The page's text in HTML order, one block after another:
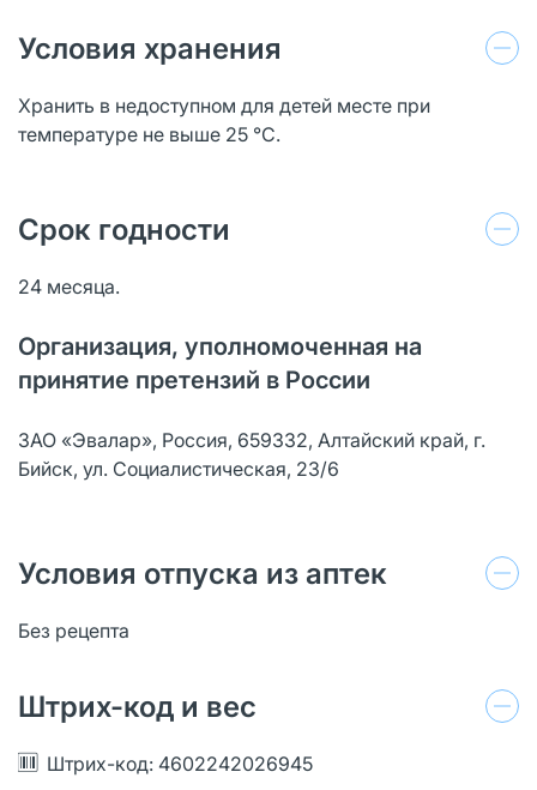
Условия хранения
Хранить в недоступном для детей месте при
температуре не выше 25 °С.
Срок годности
24 месяца.
Организация, уполномоченная на
принятие претензий в России
ЗАО «Эвалар», Россия, 659332, Алтайский край, г.
Бийск, ул. Социалистическая, 23/6
Условия отпуска из аптек
Без рецепта
Штрих-код и вес
Штрих-код: 4602242026945